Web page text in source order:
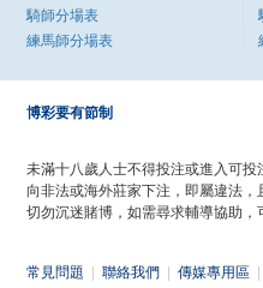
騎師分場表
練馬師分場表
博彩要有節制
未滿十八歲人士不得投注或進入可投
向非法或海外莊家下注，即屬違法，
切勿沉迷賭博，如需尋求輔導協助，
常見問題 聯絡我們 傳媒專用區